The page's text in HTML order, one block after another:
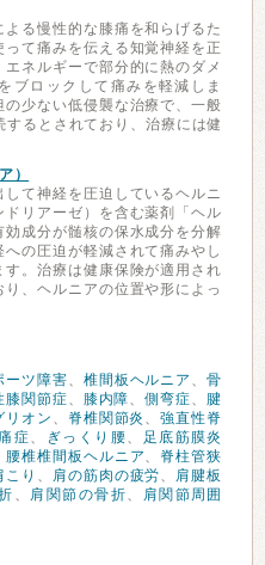
る慢性的な膝痛を和らげるた
て痛みを伝える知覚神経を正
ネルギーで部分的に熱のダメ
ブロックして痛みを軽減しま
少ない低侵襲な治療で、一般
るとされており、治療には健
）
て神経を圧迫しているヘルニ
リアーゼ）を含む薬剤「ヘル
成分が髄核の保水成分を分解
の圧迫が軽減されて痛みやし
。治療は健康保険が適用され
、ヘルニアの位置や形によっ
ーツ障害、 椎間板ヘルニア 、骨
膝関節症、 膝内障、側弯症、
腱
リオン 、 脊椎関節炎 、強直性脊
症、 ぎっくり腰、 足底筋膜炎
腰椎椎間板ヘルニア、 脊柱管狭
こり 、 肩の筋肉の疲労、 肩腱板
、 肩関節の骨折、
肩関節周囲